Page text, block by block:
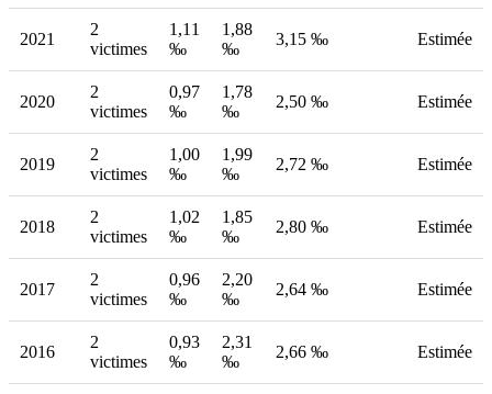
2021
2
victimes
1,11
‰
1,88
‰
3,15 ‰ Estimée
2020
2
victimes
0,97
‰
1,78
‰
2,50 ‰ Estimée
2019
2
victimes
1,00
‰
1,99
‰
2,72 ‰ Estimée
2018
2
victimes
1,02
‰
1,85
‰
2,80 ‰ Estimée
2017
2
victimes
0,96
‰
2,20
‰
2,64 ‰ Estimée
2016
2
victimes
0,93
‰
2,31
‰
2,66 ‰ Estimée